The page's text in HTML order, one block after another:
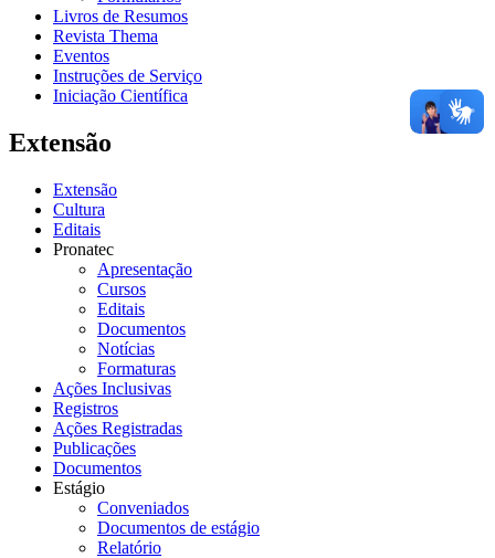
Livros de Resumos
Revista Thema
Eventos
Instruções de Serviço
Iniciação Científica
Extensão
Extensão
Cultura
Editais
Pronatec
Apresentação
Cursos
Editais
Documentos
Notícias
Formaturas
Ações Inclusivas
Registros
Ações Registradas
Publicações
Documentos
Estágio
Conveniados
Documentos de estágio
Relatório